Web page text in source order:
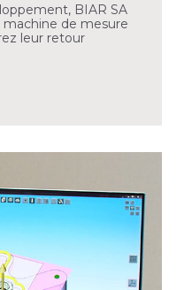
BIAR SA
machine de mesure
leur retour